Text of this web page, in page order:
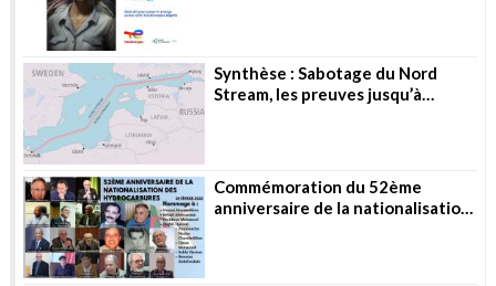
Synthèse : Sabotage du Nord
Stream, les preuves jusqu’à
Commémoration du 52ème
anniversaire de la nationalisation